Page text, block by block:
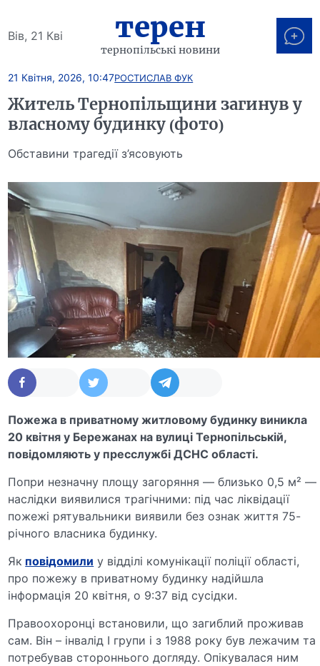
Вів, 21 Кві терен
тернопільські новини
21 Квітня, 2026, 10:47РОСТИСЛАВ ФУК
Житель Тернопільщини загинув у
власному будинку (фото)
Обставини трагедії з’ясовують
Пожежа в приватному житловому будинку виникла
20 квітня у Бережанах на вулиці Тернопільській,
повідомляють у пресслужбі ДСНС області.
Попри незначну площу загоряння — близько 0,5 м² —
наслідки виявилися трагічними: під час ліквідації
пожежі рятувальники виявили без ознак життя 75-
річного власника будинку.
Як повідомили у відділі комунікації поліції області,
про пожежу в приватному будинку надійшла
інформація 20 квітня, о 9:37 від сусідки.
Правоохоронці встановили, що загиблий проживав
сам. Він – інвалід І групи і з 1988 року був лежачим та
потребував стороннього догляду. Опікувалася ним